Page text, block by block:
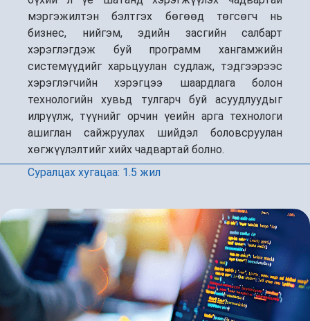
мэргэжилтэн бэлтгэх бөгөөд төгсөгч нь
бизнес, нийгэм, эдийн засгийн салбарт
хэрэглэгдэж буй программ хангамжийн
системүүдийг харьцуулан судлаж, тэдгээрээс
хэрэглэгчийн хэрэгцээ шаардлага болон
технологийн хувьд тулгарч буй асуудлуудыг
илрүүлж, түүнийг орчин үеийн арга технологи
ашиглан сайжруулах шийдэл боловсруулан
хөгжүүлэлтийг хийх чадвартай болно.
Суралцах хугацаа: 1.5 жил